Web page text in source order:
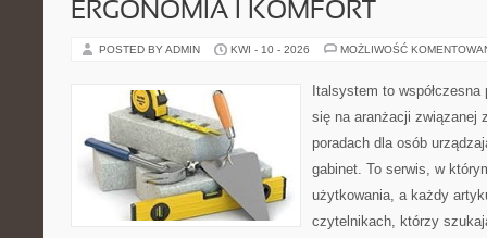
ERGONOMIA I KOMFORT
POSTED BY ADMIN KWI - 10 - 2026 MOŻLIWOŚĆ
Italsystem to
się na aranżacji związanej
poradach dla osób
gabinet. To serwis, w
użytkowania, a każdy
czytelnikach, którzy